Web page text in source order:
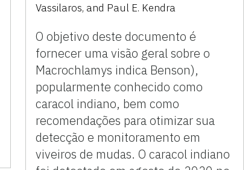
Vassilaros, and Paul E. Kendra
O objetivo deste documento é
fornecer uma visão geral sobre o
Macrochlamys indica Benson),
popularmente conhecido como
caracol indiano, bem como
recomendações para otimizar sua
detecção e monitoramento em
viveiros de mudas. O caracol indiano